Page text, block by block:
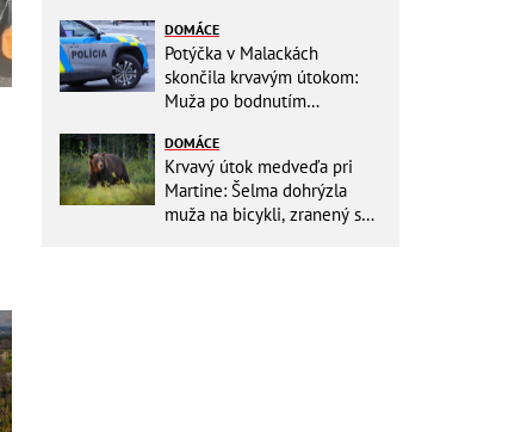
DOMÁCE
Potýčka v Malackách
skončila krvavým útokom:
Muža po bodnutím
odviezli do nemocnice
DOMÁCE
Krvavý útok medveďa pri
Martine: Šelma dohrýzla
muža na bicykli, zranený sa